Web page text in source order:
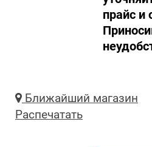
прайс и
Ближайший магазин
Распечатать